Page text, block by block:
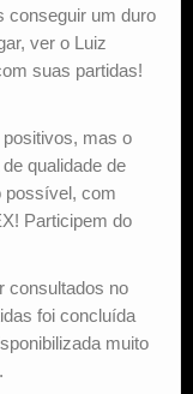
conseguir um duro
ver o Luiz
suas partidas!
mas o
qualidade de
possível, com
Participem do
consultados no
foi concluída
muito